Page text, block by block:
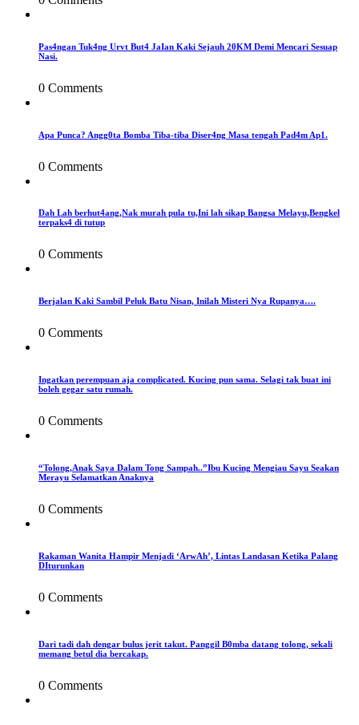
Pas4ngan Tuk4ng Urvt But4 JaIan Kaki Sejauh 20KM Demi Mencari Sesuap
Nasi.
0 Comments
Apa Punca? Angg0ta Bomba Tiba-tiba Diser4ng Masa tengah Pad4m Ap1.
0 Comments
Dah Lah berhut4ang,Nak murah pula tu,Ini lah sikap Bangsa Melayu,Bengkel
terpaks4 di tutup
0 Comments
Berjalan Kaki Sambil Peluk Batu Nisan, Inilah Misteri Nya Rupanya….
0 Comments
Ingatkan perempuan aja complicated. Kucing pun sama. Selagi tak buat ini
boleh gegar satu rumah.
0 Comments
“Tolong,Anak Saya Dalam Tong Sampah..”Ibu Kucing Mengiau Sayu Seakan
Merayu Selamatkan Anaknya
0 Comments
Rakaman Wanita Hampir Menjadi ‘ArwAh’, Lintas Landasan Ketika Palang
DIturunkan
0 Comments
Dari tadi dah dengar bulus jerit takut. Panggil B0mba datang tolong, sekali
memang betul dia bercakap.
0 Comments